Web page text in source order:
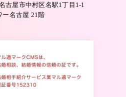
古屋市中村区名駅1丁目1-1
ー名古屋 21階